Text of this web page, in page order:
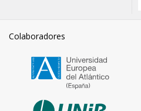
Colaboradores